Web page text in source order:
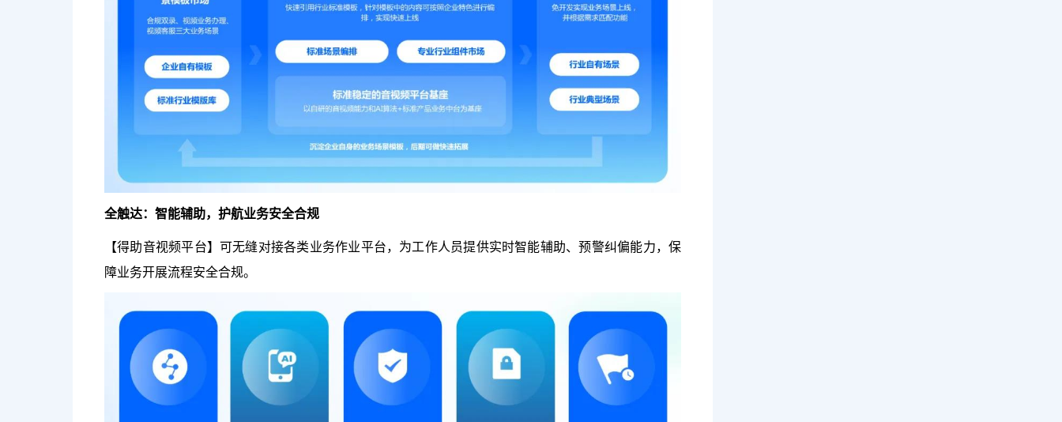
全触达：智能辅助，护航业务安全合规
【得助音视频平台】可无缝对接各类业务作业平台，为工作人员提供实时智能辅助、预警纠偏能力，保
障业务开展流程安全合规。